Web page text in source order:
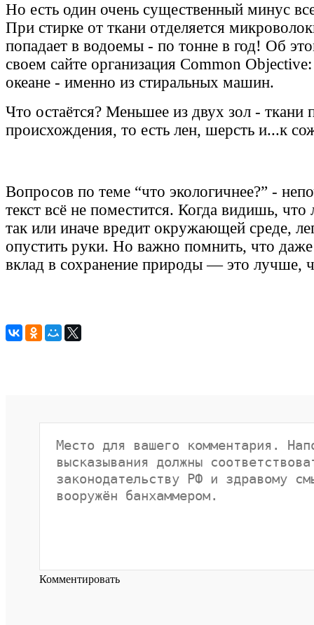
Но есть один очень существенный минус
При стирке от ткани отделяется
попадает в водоемы - по тонне в год! Об
своем сайте организация Common
океане - именно из стиральных машин.
Что остаётся? Меньшее из двух зол - ткани
происхождения, то есть лен, шерсть и...к
Вопросов по теме “что экологичнее?” -
текст всё не поместится. Когда видишь,
так или иначе вредит окружающей среде,
опустить руки. Но важно помнить, что
вклад в сохранение природы — это лучше,
Комментировать